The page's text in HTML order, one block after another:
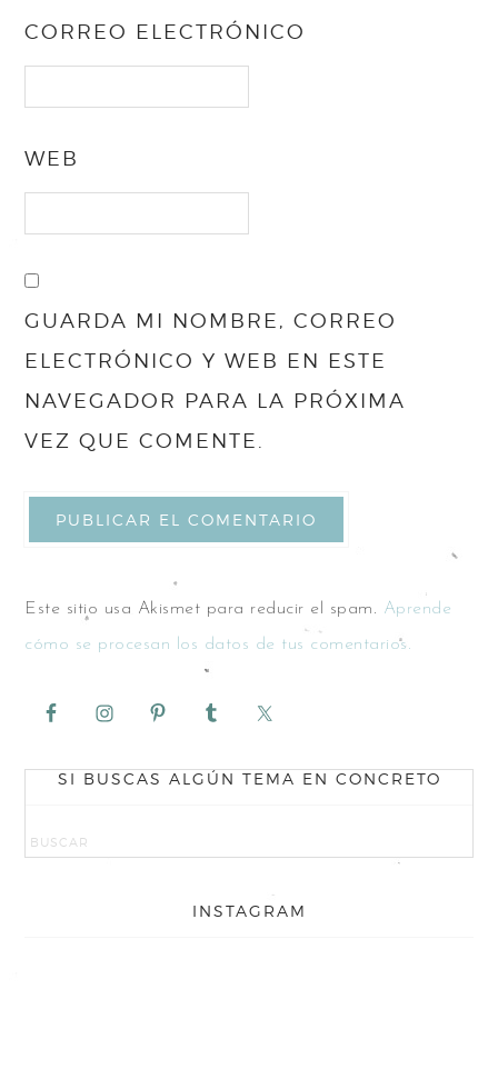
CORREO ELECTRÓNICO
WEB
GUARDA MI NOMBRE, CORREO
ELECTRÓNICO Y WEB EN ESTE
NAVEGADOR PARA LA PRÓXIMA
VEZ QUE COMENTE.
Este sitio usa Akismet para reducir el spam. Aprende
cómo se procesan los datos de tus comentarios.
SI BUSCAS ALGÚN TEMA EN CONCRETO
INSTAGRAM